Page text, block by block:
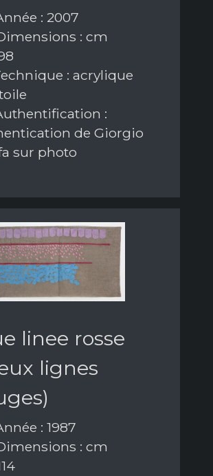
: 2007
: cm
: acrylique
:
de Giorgio
sur photo
linee rosse
lignes
: 1987
: cm